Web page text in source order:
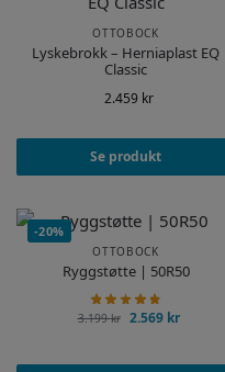
OTTOBOCK
Lyskebrokk – Herniaplast EQ
Classic
2.459 kr
Se produkt
-20%
OTTOBOCK
Ryggstøtte | 50R50
3.199kr 2.569 kr